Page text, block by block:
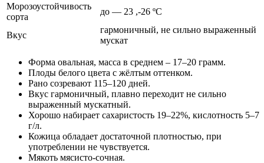
Морозоустойчивость
сорта
до — 23 ,-26 ºС
Вкус
гармоничный, не сильно выраженный
мускат
Форма овальная, масса в среднем – 17–20 грамм.
Плоды белого цвета с жёлтым оттенком.
Рано созревают 115–120 дней.
Вкус гармоничный, плавно переходит не сильно
выраженный мускатный.
Хорошо набирает сахаристость 19–22%, кислотность 5–7
г/л.
Кожица обладает достаточной плотностью, при
употреблении не чувствуется.
Мякоть мясисто-сочная.